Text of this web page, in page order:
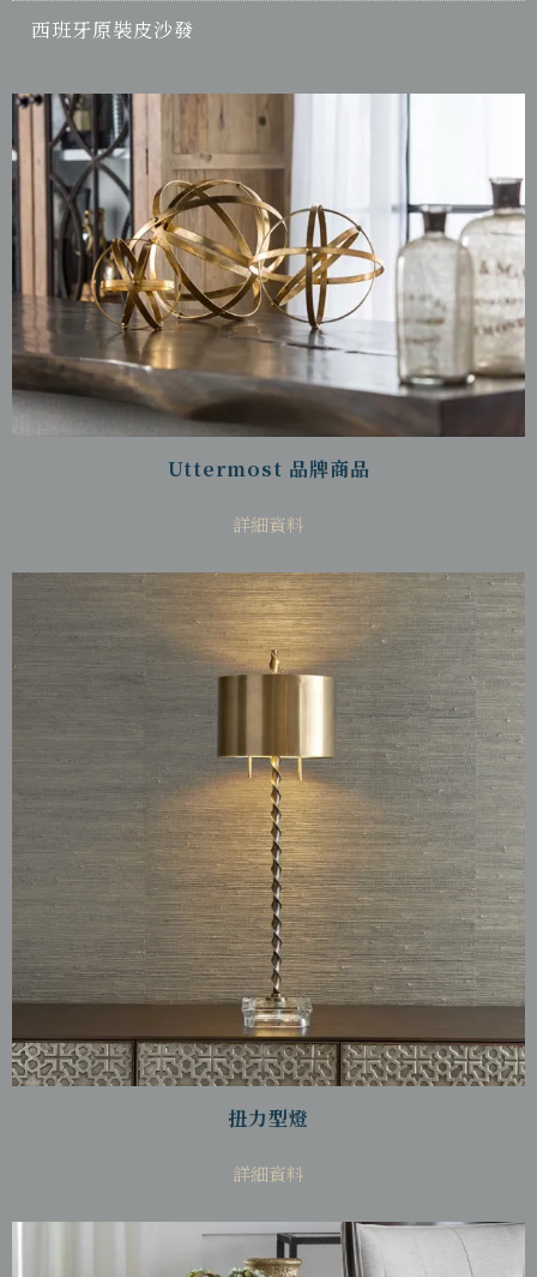
西班牙原裝皮沙發
Uttermost 品牌商品
詳細資料
扭力型燈
詳細資料